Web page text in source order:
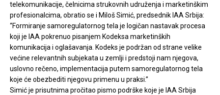
telekomunikacije, čelnicima strukovnih udruženja i marketinškim
profesionalcima, obratio se i Miloš Simić, predsednik IAA Srbija:
“Formiranje samoregulatornog tela je logičan nastavak procesa
koji je IAA pokrenuo pisanjem Kodeksa marketinških
komunikacija i oglašavanja. Kodeks je podržan od strane velike
većine relevantnih subjekata u zemlji i predstoji nam njegova,
uslovno rečeno, implementacija putem samoregulatornog tela
koje će obezbediti njegovu primenu u praksi.”
Simić je prisutnima pročitao pismo podrške koje je IAA Srbija